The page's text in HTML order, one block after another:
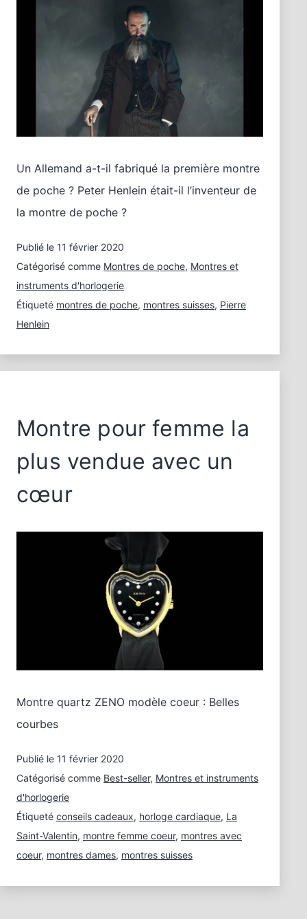
Un Allemand a-t-il fabriqué la première montre
de poche ? Peter Henlein était-il l’inventeur de
la montre de poche ?
Publié le 11 février 2020
Catégorisé comme Montres de poche, Montres et
instruments d'horlogerie
Étiqueté montres de poche, montres suisses, Pierre
Henlein
Montre pour femme la
plus vendue avec un
cœur
Montre quartz ZENO modèle coeur : Belles
courbes
Publié le 11 février 2020
Catégorisé comme Best-seller, Montres et instruments
d'horlogerie
Étiqueté conseils cadeaux, horloge cardiaque, La
Saint-Valentin, montre femme coeur, montres avec
coeur, montres dames, montres suisses